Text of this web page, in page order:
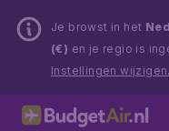
Je browst in het
(€) en je regio is
Instellingen wijzigen.